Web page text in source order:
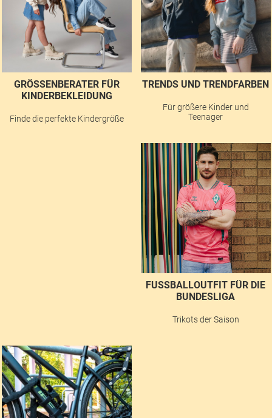
GRÖSSENBERATER FÜR K
INDERBEKLEIDUNG
Finde die perfekte Kindergröße
TRENDS UND TRENDFARBEN
Für größere Kinder und
Teenager
FUSSBALLOUTFIT FÜR DIE B
UNDESLIGA
Trikots der Saison